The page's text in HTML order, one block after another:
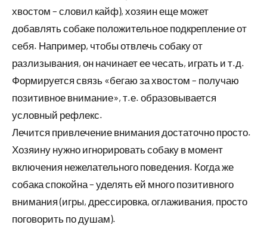
хвостом – словил кайф), хозяин еще может
добавлять собаке положительное подкрепление от
себя. Например, чтобы отвлечь собаку от
разлизывания, он начинает ее чесать, играть и т.д.
Формируется связь «бегаю за хвостом – получаю
позитивное внимание», т.е. образовывается
условный рефлекс.
Лечится привлечение внимания достаточно просто.
Хозяину нужно игнорировать собаку в момент
включения нежелательного поведения. Когда же
собака спокойна – уделять ей много позитивного
внимания (игры, дрессировка, оглаживания, просто
поговорить по душам).